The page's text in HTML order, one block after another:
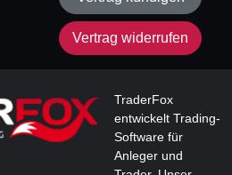
Vertrag widerrufen
TraderFox
entwickelt Trading-
Software für
Anleger und